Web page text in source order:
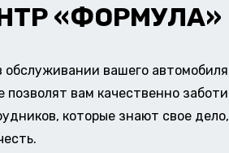
«ФОРМУЛА»
вашего
позволят вам качественно
которые знают свое